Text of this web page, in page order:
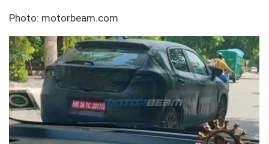
Photo: motorbeam.com